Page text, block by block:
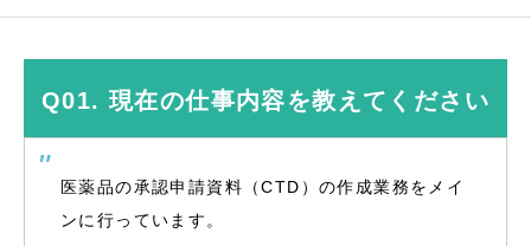
Q01. 現在の仕事内容を教えてください
医薬品の承認申請資料（CTD）の作成業務をメイ
ンに行っています。